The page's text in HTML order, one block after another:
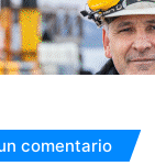
comentario